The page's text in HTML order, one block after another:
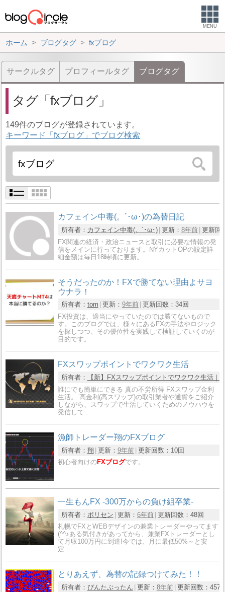
MENU
ホーム ブログタグ fxブログ
サークルタグ プロフィールタグ ブログタグ
タグ fxブログ
149件のブログが登録されています。
キーワード「fxブログ」でブログ検索
カフェイン中毒(。´･ω･)の為替日記
所有者： カフェイン中毒(。´･ω･) 更新： 8年前 更新回
FX関連の経済・政治ニュースと取引に必要な情報の発
信をメインに行っております。NYカットOPの設定詳
細金額は毎日18時頃に更新。
そうだったのか！FXで勝てない理由よサヨ
ウナラ！
所有者： tom 更新： 9年前 更新回数： 34回
FX投資は、適当にやっていたのでは勝てないもので
す。このブログでは、様々にあるFXの手法やロジック
を探しつつ、その優位性を実践して検証していくのが
目的です。
FXスワップポイントでワクワク生活
所有者：
【新】FXスワップポイントでワクワク生活｜
誰にでも簡単にできる 真の不労所得 FXスワップ金利
生活。 高金利(高スワップ)の取引業者や通貨をご紹介
しながら、スワップで生活していくためのノウハウを
発信して…
漁師トレーダー翔のFXブログ
所有者： 翔 更新： 9年前 更新回数： 10回
初心者向けのFXブログです。
一生もんFX -300万からの負け組卒業-
所有者： ボリセン 更新： 6年前 更新回数： 48回
札幌でFXとWEBデザインの兼業トレーダーやってます
(^^♪ある気付きがあってから、兼業FXトレーダーとし
て月収100万円に到達!今では、月に最低50%～と安
定…
とりあえず、為替の記録つけてみた！！
所有者： ぴんたぷったん 更新： 8年前 更新回数： 457